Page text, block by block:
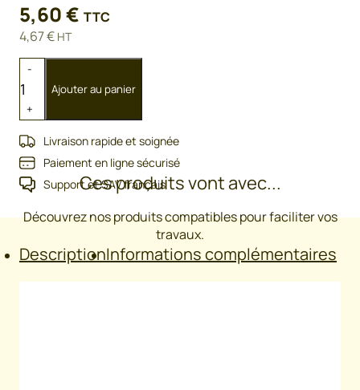
5,60€ TTC
4,67€ HT
quantité
de
mâle
à
souder
-
+
Ajouter au panier
Livraison rapide et soignée
Paiement en ligne sécurisé
Support et SAV français
DescriptionInformations complémentaires
Gond galvanisé très facile à souder, permettant de
Ces produits vont avec...
Découvrez nos produits compatibles pour faciliter vos
travaux.